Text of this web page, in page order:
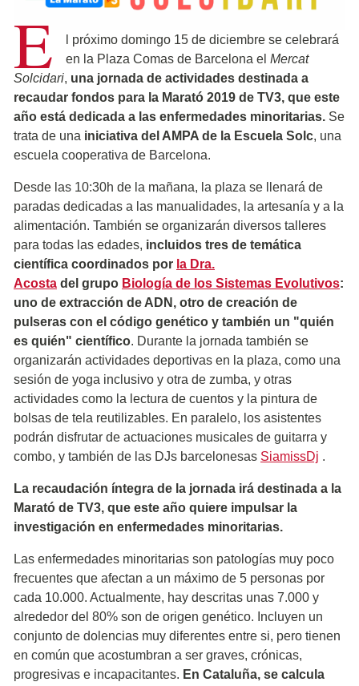
E
l próximo domingo 15 de diciembre se celebrará
en la Plaza Comas de Barcelona el Mercat
Solcidari, una jornada de actividades destinada a
recaudar fondos para la Marató 2019 de TV3, que este
año está dedicada a las enfermedades minoritarias. Se
trata de una iniciativa del AMPA de la Escuela Solc, una
escuela cooperativa de Barcelona.
Desde las 10:30h de la mañana, la plaza se llenará de
paradas dedicadas a las manualidades, la artesanía y a la
alimentación. También se organizarán diversos talleres
para todas las edades, incluidos tres de temática
científica coordinados por la Dra.
Acosta del grupo Biología de los Sistemas Evolutivos:
uno de extracción de ADN, otro de creación de
pulseras con el código genético y también un "quién
es quién" científico. Durante la jornada también se
organizarán actividades deportivas en la plaza, como una
sesión de yoga inclusivo y otra de zumba, y otras
actividades como la lectura de cuentos y la pintura de
bolsas de tela reutilizables. En paralelo, los asistentes
podrán disfrutar de actuaciones musicales de guitarra y
combo, y también de las DJs barcelonesas SiamissDj .
La recaudación íntegra de la jornada irá destinada a la
Marató de TV3, que este año quiere impulsar la
investigación en enfermedades minoritarias.
Las enfermedades minoritarias son patologías muy poco
frecuentes que afectan a un máximo de 5 personas por
cada 10.000. Actualmente, hay descritas unas 7.000 y
alrededor del 80% son de origen genético. Incluyen un
conjunto de dolencias muy diferentes entre si, pero tienen
en común que acostumbran a ser graves, crónicas,
progresivas e incapacitantes. En Cataluña, se calcula